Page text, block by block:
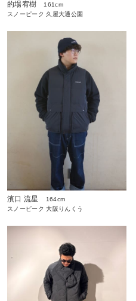
的場宥樹
161cm
スノーピーク 久屋大通公園
濱口 流星
164cm
スノーピーク 大阪りんくう